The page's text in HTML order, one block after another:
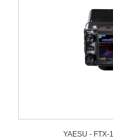
YAESU - FTX-